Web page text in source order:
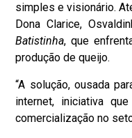
simples e visionário.
Dona Clarice,
Batistinha, que
produção de queijo.
“A solução, ousada
internet, iniciativa
comercialização no